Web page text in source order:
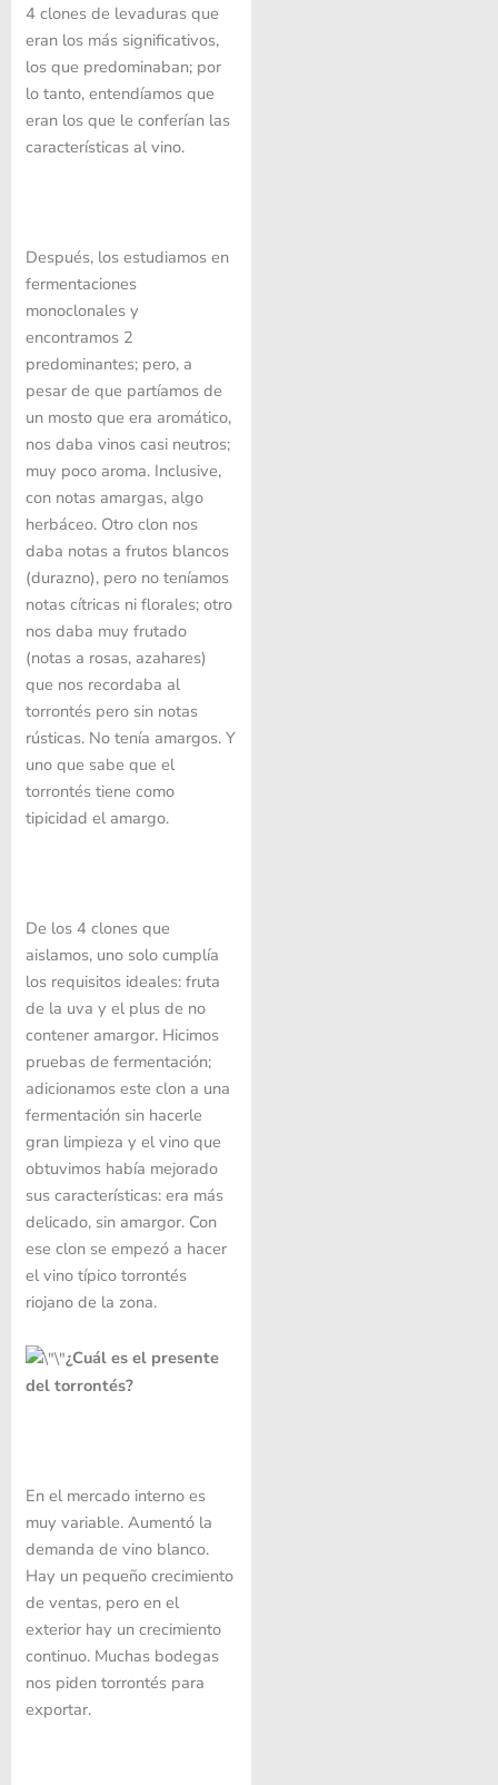
4 clones de levaduras que
eran los más significativos,
los que predominaban; por
lo tanto, entendíamos que
eran los que le conferían las
características al vino.
Después, los estudiamos en
fermentaciones
monoclonales y
encontramos 2
predominantes; pero, a
pesar de que partíamos de
un mosto que era aromático,
nos daba vinos casi neutros;
muy poco aroma. Inclusive,
con notas amargas, algo
herbáceo. Otro clon nos
daba notas a frutos blancos
(durazno), pero no teníamos
notas cítricas ni florales; otro
nos daba muy frutado
(notas a rosas, azahares)
que nos recordaba al
torrontés pero sin notas
rústicas. No tenía amargos. Y
uno que sabe que el
torrontés tiene como
tipicidad el amargo.
De los 4 clones que
aislamos, uno solo cumplía
los requisitos ideales: fruta
de la uva y el plus de no
contener amargor. Hicimos
pruebas de fermentación;
adicionamos este clon a una
fermentación sin hacerle
gran limpieza y el vino que
obtuvimos había mejorado
sus características: era más
delicado, sin amargor. Con
ese clon se empezó a hacer
el vino típico torrontés
riojano de la zona.
¿Cuál es el presente
del torrontés?
En el mercado interno es
muy variable. Aumentó la
demanda de vino blanco.
Hay un pequeño crecimiento
de ventas, pero en el
exterior hay un crecimiento
continuo. Muchas bodegas
nos piden torrontés para
exportar.